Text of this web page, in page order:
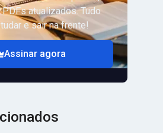
atualizados. Tudo
e sair na frente!
Assinar agora